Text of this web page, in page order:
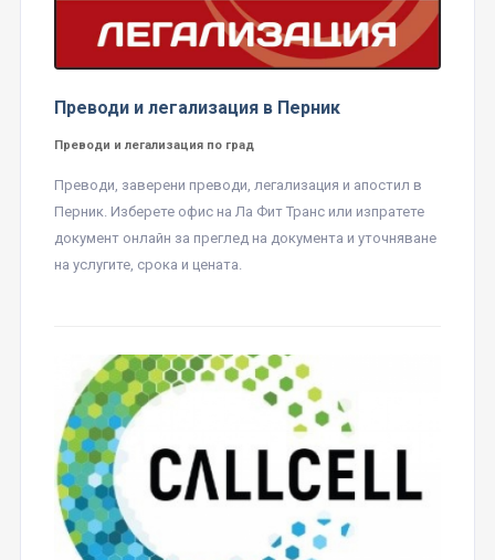
Преводи и легализация в Перник
Преводи и легализация по град
Преводи, заверени преводи, легализация и апостил в
Перник. Изберете офис на Ла Фит Транс или изпратете
документ онлайн за преглед на документа и уточняване
на услугите, срока и цената.